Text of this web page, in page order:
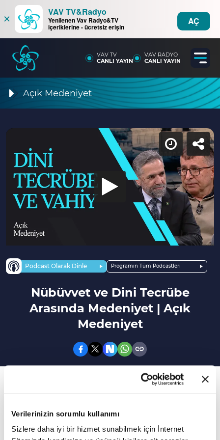
Verilerinizin sorumlu kullanımı
Sizlere daha iyi bir hizmet sunabilmek için İnternet
×
VAV TV&Radyo
Yenilenen Vav Radyo&TV
içeriklerine - ücretsiz erişin
AÇ
VAV TV
CANLI YAYIN
VAV RADYO
CANLI YAYIN
Açık Medeniyet
Podcast Olarak Dinle Programın Tüm Podcastleri
Nübüvvet ve Dini Tecrübe
Arasında Medeniyet | Açık
Medeniyet
Var mı?
Selçuklu'dan Osmanlı'ya Hindistan'dan